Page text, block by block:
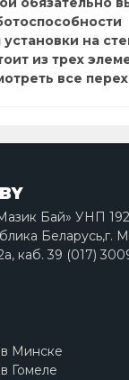
на
из трех
все
Бай» УНП
Беларусь,г.
каб. 39 (017)
Минске
Гомеле